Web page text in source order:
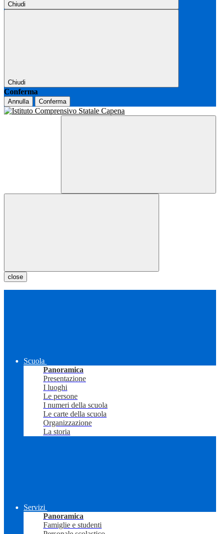
Chiudi
Chiudi
Conferma
Annulla Conferma
close
Scuola
Panoramica
Presentazione
I luoghi
Le persone
I numeri della scuola
Le carte della scuola
Organizzazione
La storia
Servizi
Panoramica
Famiglie e studenti